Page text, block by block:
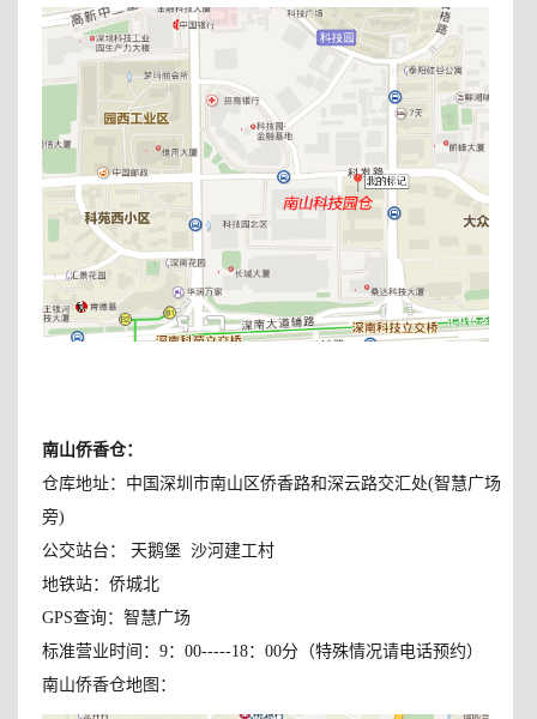
南山侨香仓：
仓库地址：中国深圳市南山区侨香路和深云路交汇处(智慧广场
旁)
公交站台： 天鹅堡 沙河建工村
地铁站：侨城北
GPS查询：智慧广场
标准营业时间：9：00-----18：00分（特殊情况请电话预约）
南山侨香仓地图：